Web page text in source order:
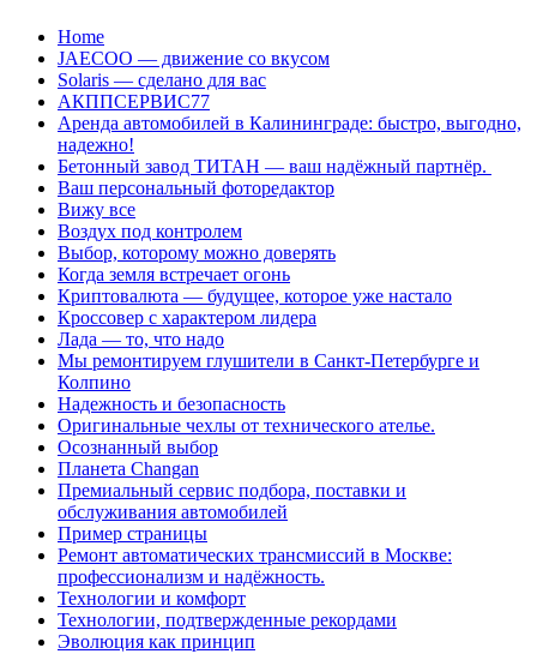
Перейти
содержанию
Home
JAECOO — движение со вкусом
Solaris — сделано для вас
АКППСЕРВИС77
Аренда автомобилей в Калининграде: быстро, выгодно,
надежно!
Бетонный завод ТИТАН — ваш надёжный партнёр.
Ваш персональный фоторедактор
Вижу все
Воздух под контролем
Выбор, которому можно доверять
Когда земля встречает огонь
Криптовалюта — будущее, которое уже настало
Кроссовер с характером лидера
Лада — то, что надо
Мы ремонтируем глушители в Санкт-Петербурге и
Колпино
Надежность и безопасность
Оригинальные чехлы от технического ателье.
Осознанный выбор
Планета Changan
Премиальный сервис подбора, поставки и
обслуживания автомобилей
Пример страницы
Ремонт автоматических трансмиссий в Москве:
профессионализм и надёжность.
Технологии и комфорт
Технологии, подтвержденные рекордами
Эволюция как принцип